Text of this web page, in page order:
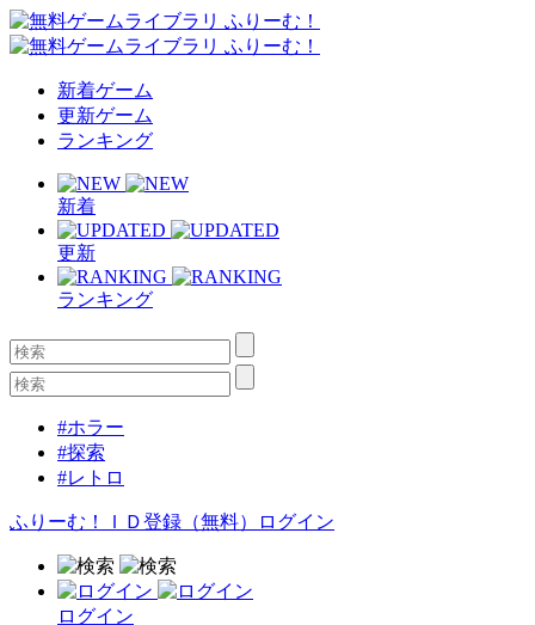
新着ゲーム
更新ゲーム
ランキング
新着
更新
ランキング
#ホラー
#探索
#レトロ
ふりーむ！ＩＤ登録（無料） ログイン
ログイン